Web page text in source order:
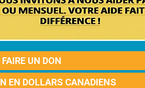
FAIRE UN DON
EN DOLLARS CANADIENS